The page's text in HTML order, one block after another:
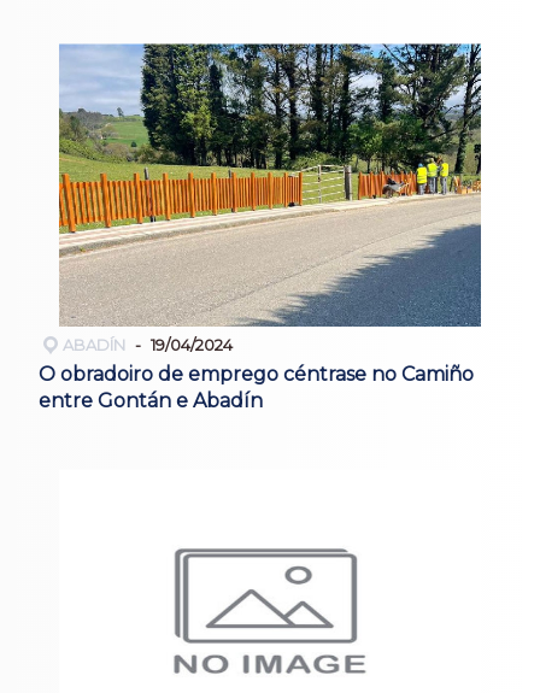
ABADÍN 19/04/2024
O obradoiro de emprego céntrase no Camiño
entre Gontán e Abadín